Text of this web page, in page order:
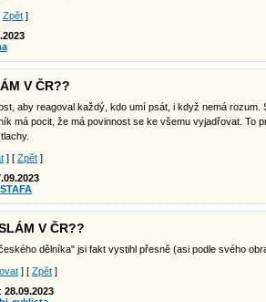
Zpět ]
V ČR??
aby reagoval každý, kdo umí psát, i když nemá
má pocit, že má povinnost se ke všemu vyjadřovat. To
] [ Zpět ]
V ČR??
dělníka" jsi fakt vystihl přesně (asi podle svého
] [ Zpět ]
28.09.2023